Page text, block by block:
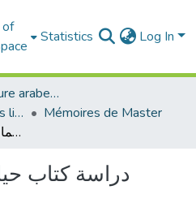
Statistics Log In
Faculté de littérature arabe et des arts
Département des études littéraires et critiques
Mémoires de Master
دراسة كتاب حياة و أعمال الشاعر بلقاسم حرز الله
دراسة كتاب